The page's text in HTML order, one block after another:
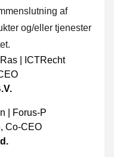
af
og/eller tjenester
, Co-CEO